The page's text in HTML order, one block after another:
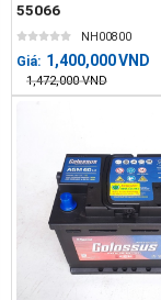
55066
NH00800
Giá: 1,400,000VND
1,472,000 VND